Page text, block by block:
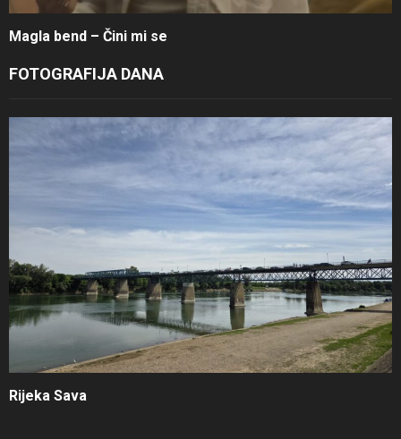
Magla bend – Čini mi se
FOTOGRAFIJA DANA
Rijeka Sava